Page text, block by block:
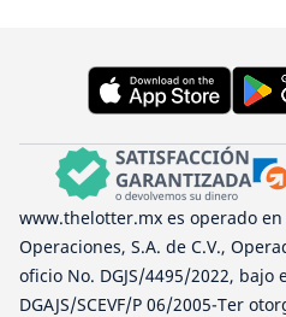
www.thelotter.mx es operado
Operaciones, S.A. de C.V.,
oficio No. DGJS/4495/2022, bajo
DGAJS/SCEVF/P 06/2005-Ter